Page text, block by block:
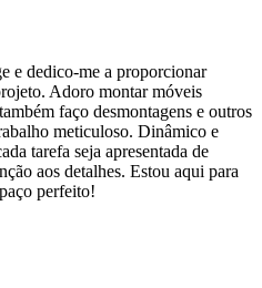
e dedico-me a proporcionar
Adoro montar móveis
faço desmontagens e outros
meticuloso. Dinâmico e
tarefa seja apresentada de
aos detalhes. Estou aqui para
perfeito!